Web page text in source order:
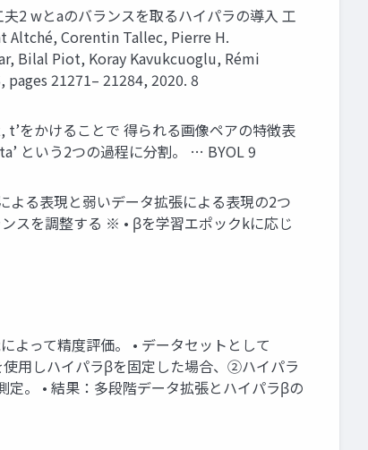
2 wとaのバランスを取るハイパラの導入 工
Altché, Corentin Tallec, Pierre H.
Bilal Piot, Koray Kavukcuoglu, Rémi
21271– 21284, 2020. 8
をかけることで 得られる画像ペアの特徴表
という2つの過程に分割。 … BYOL 9
よる表現と弱いデータ拡張による表現の2つ
スを調整する ※ • βを学習エポックkに応じ
よって精度評価。 • データセットとして
用しハイパラβを固定した場合、②ハイパラ
。 • 結果：多段階データ拡張とハイパラβの